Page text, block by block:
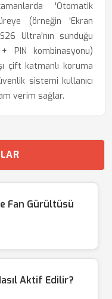
'Otomatik
(örneğin 'Ekran
Ultra'nın sunduğu
PIN kombinasyonu)
çift katmanlı koruma
sistemi kullanıcı
verim sağlar.
Fan Gürültüsü
Aktif Edilir?